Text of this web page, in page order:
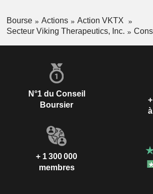
Bourse Actions
Action VKTX
Secteur Viking Therapeutics, Inc.
N°1 du Conseil
Boursier
+ 1 300 000
membres